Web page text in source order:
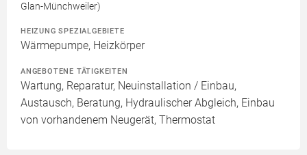
Glan-Münchweiler)
HEIZUNG SPEZIALGEBIETE
Wärmepumpe, Heizkörper
ANGEBOTENE TÄTIGKEITEN
Wartung, Reparatur, Neuinstallation / Einbau,
Austausch, Beratung, Hydraulischer Abgleich, Einbau
von vorhandenem Neugerät, Thermostat